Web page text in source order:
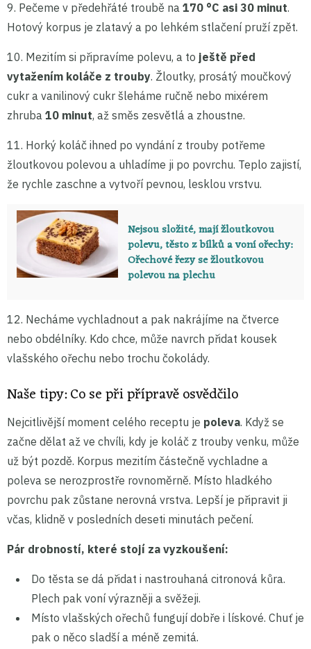
9. Pečeme v předehřáté troubě na 170 °C asi 30 minut.
Hotový korpus je zlatavý a po lehkém stlačení pruží zpět.
10. Mezitím si připravíme polevu, a to ještě před
vytažením koláče z trouby. Žloutky, prosátý moučkový
cukr a vanilinový cukr šleháme ručně nebo mixérem
zhruba 10 minut, až směs zesvětlá a zhoustne.
11. Horký koláč ihned po vyndání z trouby potřeme
žloutkovou polevou a uhladíme ji po povrchu. Teplo zajistí,
že rychle zaschne a vytvoří pevnou, lesklou vrstvu.
Nejsou složité, mají žloutkovou
polevu, těsto z bílků a voní ořechy:
Ořechové řezy se žloutkovou
polevou na plechu
12. Necháme vychladnout a pak nakrájíme na čtverce
nebo obdélníky. Kdo chce, může navrch přidat kousek
vlašského ořechu nebo trochu čokolády.
Naše tipy: Co se při přípravě osvědčilo
Nejcitlivější moment celého receptu je poleva. Když se
začne dělat až ve chvíli, kdy je koláč z trouby venku, může
už být pozdě. Korpus mezitím částečně vychladne a
poleva se nerozprostře rovnoměrně. Místo hladkého
povrchu pak zůstane nerovná vrstva. Lepší je připravit ji
včas, klidně v posledních deseti minutách pečení.
Pár drobností, které stojí za vyzkoušení:
Do těsta se dá přidat i nastrouhaná citronová kůra.
Plech pak voní výrazněji a svěžeji.
Místo vlašských ořechů fungují dobře i lískové. Chuť je
pak o něco sladší a méně zemitá.